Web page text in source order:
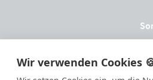
Wir verwenden Cookies